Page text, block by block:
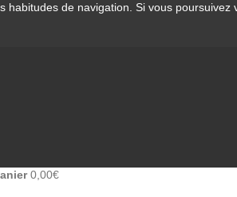
habitudes de navigation. Si vous poursuivez
0,00€